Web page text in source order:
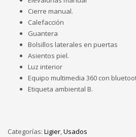
Cierre manual.
Calefacción
Guantera
Bolsillos laterales en puertas
Asientos piel.
Luz interior
Equipo multimedia 360 con
Etiqueta ambiental B.
Categorías: Ligier,Usados